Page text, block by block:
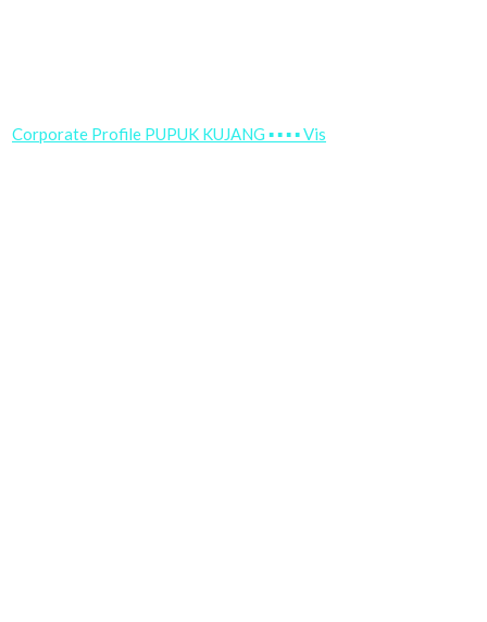
Corporate Profile PUPUK KUJANG ▪ ▪ ▪ ▪ Vis